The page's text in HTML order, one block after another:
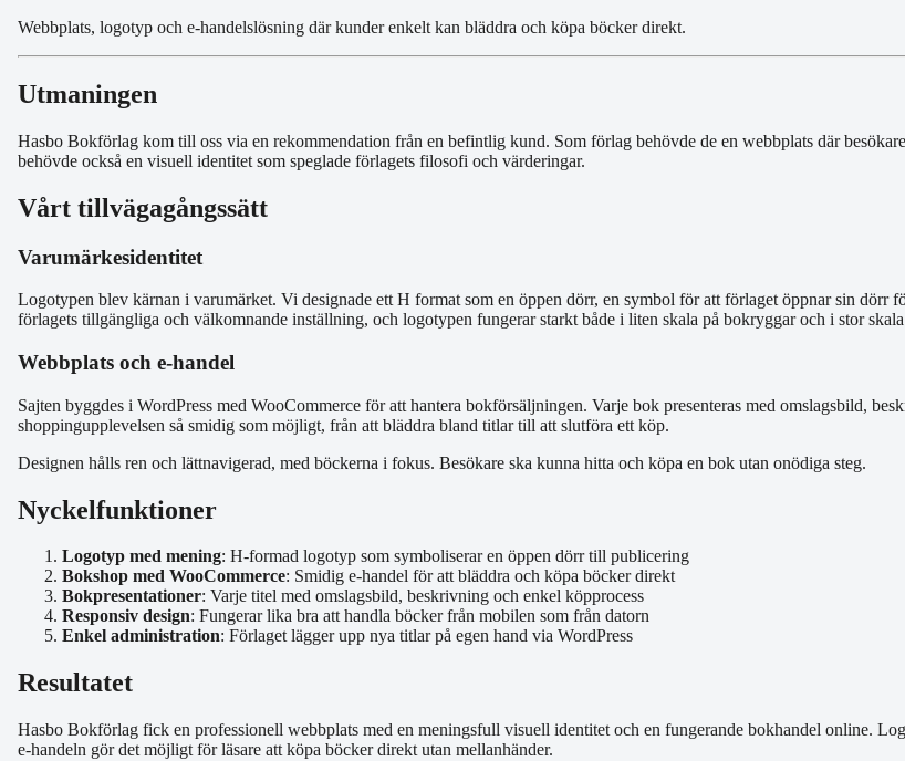
Webbplats, logotyp och e-handelslösning där kunder enkelt kan bläddra och köpa böcker direkt.
Utmaningen
Hasbo Bokförlag kom till oss via en rekommendation från en befintlig kund. Som förlag behövde de en webbplats där
behövde också en visuell identitet som speglade förlagets filosofi och värderingar.
Vårt tillvägagångssätt
Varumärkesidentitet
Logotypen blev kärnan i varumärket. Vi designade ett H format som en öppen dörr, en symbol för att förlaget öppnar sin dörr
förlagets tillgängliga och välkomnande inställning, och logotypen fungerar starkt både i liten skala på bokryggar och i stor
Webbplats och e-handel
Sajten byggdes i WordPress med WooCommerce för att hantera bokförsäljningen. Varje bok presenteras med omslagsbild,
shoppingupplevelsen så smidig som möjligt, från att bläddra bland titlar till att slutföra ett köp.
Designen hålls ren och lättnavigerad, med böckerna i fokus. Besökare ska kunna hitta och köpa en bok utan onödiga steg.
Nyckelfunktioner
Logotyp med mening: H-formad logotyp som symboliserar en öppen dörr till publicering
Bokshop med WooCommerce: Smidig e-handel för att bläddra och köpa böcker direkt
Bokpresentationer: Varje titel med omslagsbild, beskrivning och enkel köpprocess
Responsiv design: Fungerar lika bra att handla böcker från mobilen som från datorn
Enkel administration: Förlaget lägger upp nya titlar på egen hand via WordPress
Resultatet
Hasbo Bokförlag fick en professionell webbplats med en meningsfull visuell identitet och en fungerande bokhandel online.
e-handeln gör det möjligt för läsare att köpa böcker direkt utan mellanhänder.